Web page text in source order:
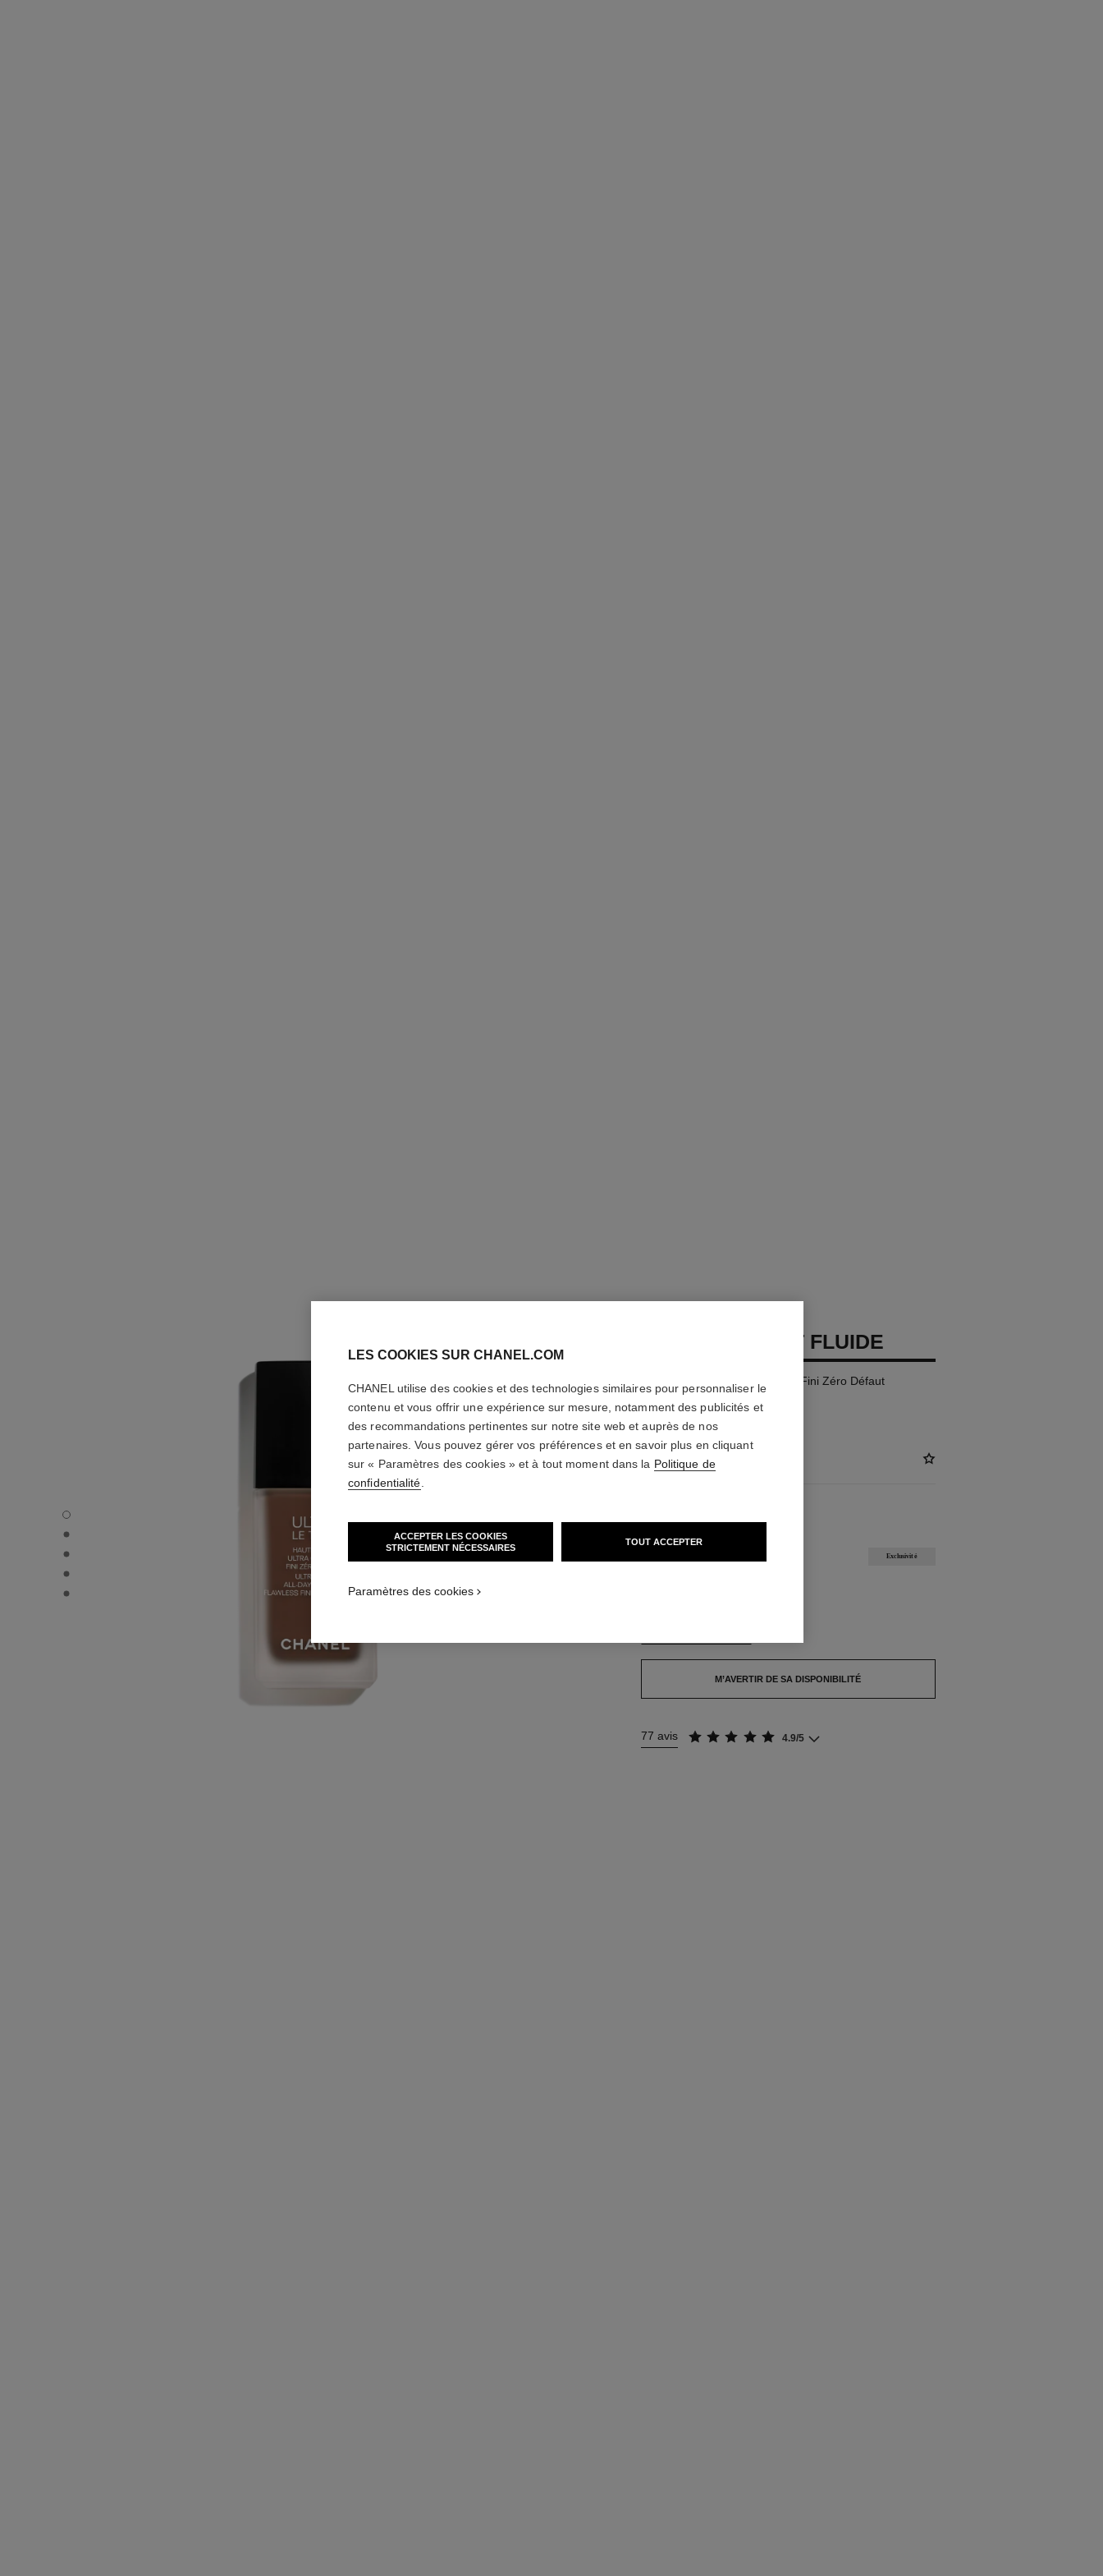
ULTRA LE TEINT FLUIDE - Vue par défaut
ULTRA LE TEINT FLUIDE - Vue alternative 1
ULTRA LE TEINT FLUIDE - Vue basique texture
ULTRA LE TEINT FLUIDE - product.packShot.APPLICATION_VISUAL_1
ULTRA LE TEINT FLUIDE - product.packShot.APPLICATION_VISUAL_2
ULTRA LE TEINT FLUIDE
Haute Tenue – Ultra Confort – Fini Zéro Défaut
En savoir plus
Réf. 146368
62 €
Exclusivité
M’AVERTIR DE SA DISPONIBILITÉ
77 avis 4.9/5
LES COOKIES SUR CHANEL.COM
CHANEL utilise des cookies et des technologies similaires pour personnaliser le
contenu et vous offrir une expérience sur mesure, notamment des publicités et
des recommandations pertinentes sur notre site web et auprès de nos
partenaires. Vous pouvez gérer vos préférences et en savoir plus en cliquant
sur « Paramètres des cookies » et à tout moment dans la Politique de
confidentialité
ACCEPTER LES COOKIES
STRICTEMENT NÉCESSAIRES
TOUT ACCEPTER
Paramètres des cookies